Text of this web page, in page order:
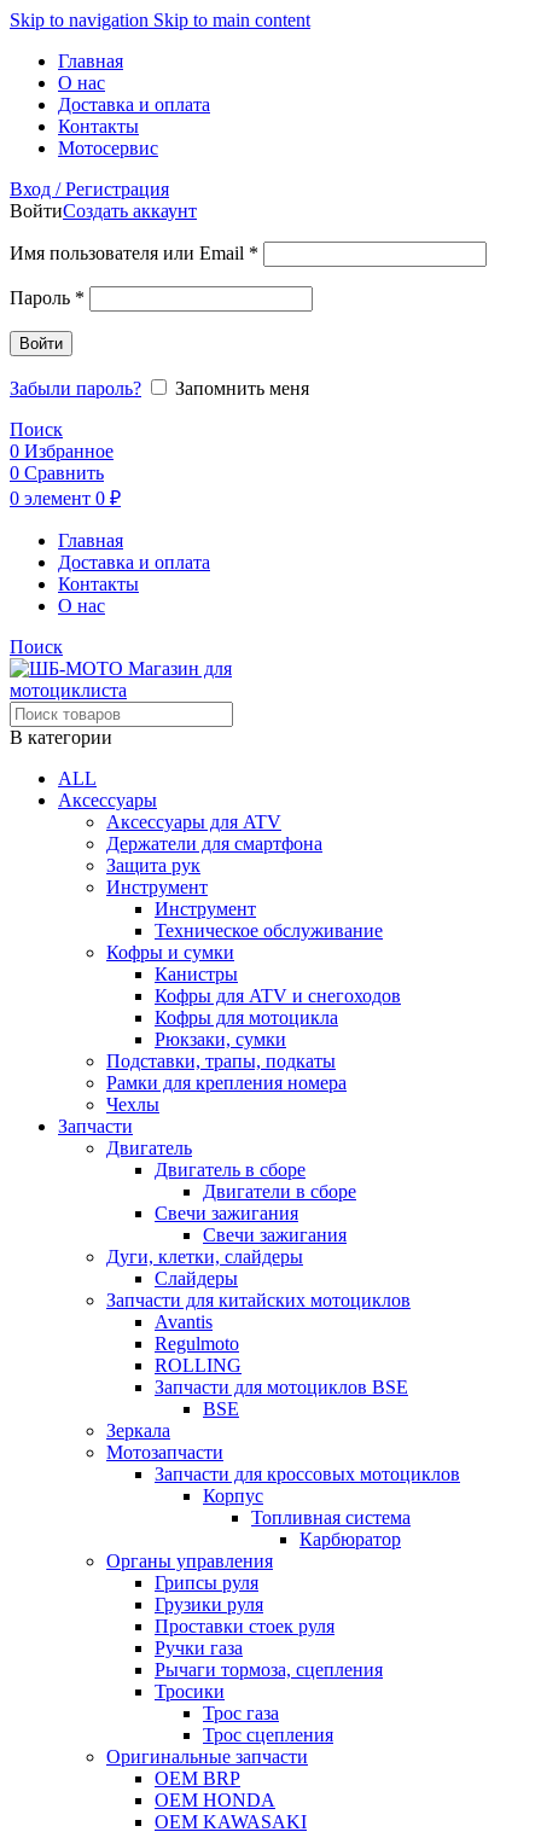
Skip to navigation Skip to main content
Главная
О нас
Доставка и оплата
Контакты
Мотосервис
Вход / Регистрация
ВойтиСоздать аккаунт
Имя пользователя или Email *
Пароль *
Войти
Забыли пароль?
Запомнить меня
Поиск
0 Избранное
0 Сравнить
0 элемент 0 ₽
Главная
Доставка и оплата
Контакты
О нас
Поиск
В категории
ALL
Аксессуары
Аксессуары для ATV
Держатели для смартфона
Защита рук
Инструмент
Инструмент
Техническое обслуживание
Кофры и сумки
Канистры
Кофры для ATV и снегоходов
Кофры для мотоцикла
Рюкзаки, сумки
Подставки, трапы, подкаты
Рамки для крепления номера
Чехлы
Запчасти
Двигатель
Двигатель в сборе
Двигатели в сборе
Свечи зажигания
Свечи зажигания
Дуги, клетки, слайдеры
Слайдеры
Запчасти для китайских мотоциклов
Avantis
Regulmoto
ROLLING
Запчасти для мотоциклов BSE
BSE
Зеркала
Мотозапчасти
Запчасти для кроссовых мотоциклов
Корпус
Топливная система
Карбюратор
Органы управления
Грипсы руля
Грузики руля
Проставки стоек руля
Ручки газа
Рычаги тормоза, сцепления
Тросики
Трос газа
Трос сцепления
Оригинальные запчасти
OEM BRP
OEM HONDA
OEM KAWASAKI